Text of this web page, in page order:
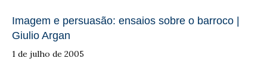
Imagem e persuasão: ensaios sobre o barroco |
Giulio Argan
1 de julho de 2005